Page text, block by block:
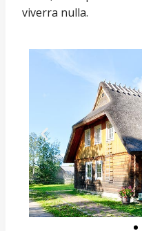
viverra nulla.